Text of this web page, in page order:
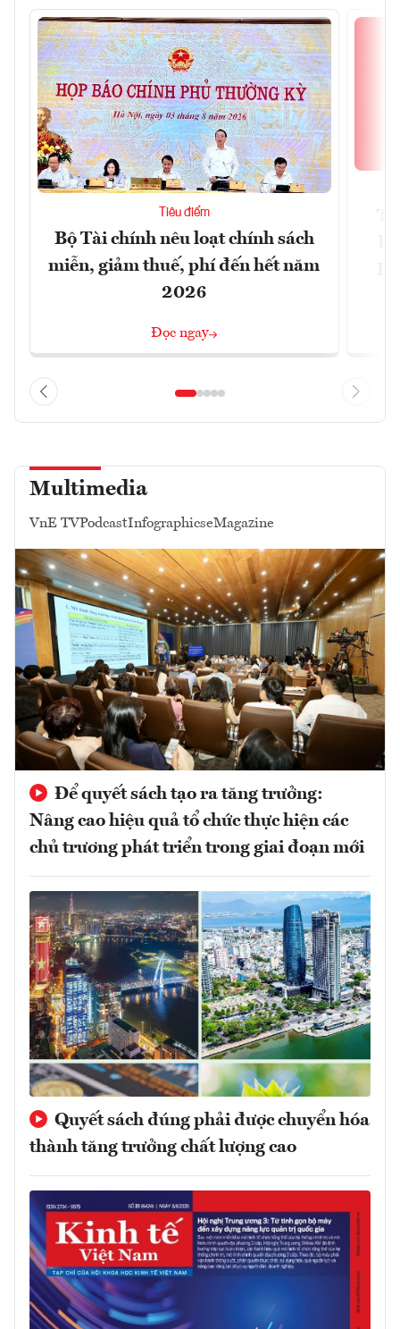
Tiêu điểm
Bộ Tài chính nêu loạt chính sách
miễn, giảm thuế, phí đến hết năm
2026
Đọc ngay
Multimedia
VnE TVPodcastInfographicseMagazine
Để quyết sách tạo ra tăng trưởng:
Nâng cao hiệu quả tổ chức thực hiện các
chủ trương phát triển trong giai đoạn mới
Quyết sách đúng phải được chuyển hóa
thành tăng trưởng chất lượng cao